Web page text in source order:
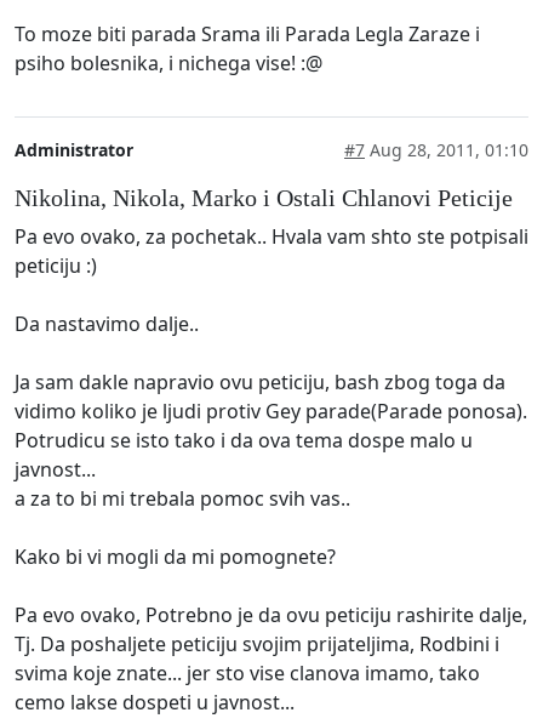
To moze biti parada Srama ili Parada Legla Zaraze i
psiho bolesnika, i nichega vise! :@
Administrator #7 Aug 28, 2011, 01:10
Nikolina, Nikola, Marko i Ostali Chlanovi Peticije
Pa evo ovako, za pochetak.. Hvala vam shto ste potpisali
peticiju :)
Da nastavimo dalje..
Ja sam dakle napravio ovu peticiju, bash zbog toga da
vidimo koliko je ljudi protiv Gey parade(Parade ponosa).
Potrudicu se isto tako i da ova tema dospe malo u
javnost...
a za to bi mi trebala pomoc svih vas..
Kako bi vi mogli da mi pomognete?
Pa evo ovako, Potrebno je da ovu peticiju rashirite dalje,
Tj. Da poshaljete peticiju svojim prijateljima, Rodbini i
svima koje znate... jer sto vise clanova imamo, tako
cemo lakse dospeti u javnost...